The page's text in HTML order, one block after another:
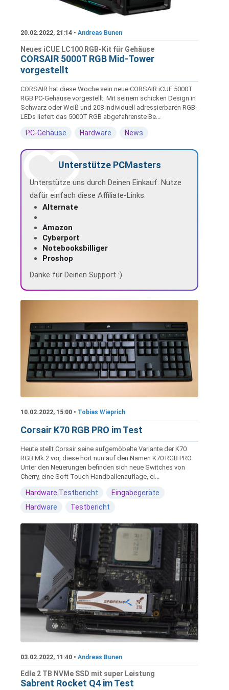
20.02.2022, 21:14 • Andreas Bunen
Neues iCUE LC100 RGB-Kit für Gehäuse
CORSAIR 5000T RGB Mid-Tower
vorgestellt
CORSAIR hat diese Woche sein neue CORSAIR iCUE 5000T
RGB PC-Gehäuse vorgestellt. Mit seinem schicken Design in
Schwarz oder Weiß und 208 individuell adressierbaren RGB-
LEDs liefert das 5000T RGB abgefahrenste Be...
PC-Gehäuse Hardware News
Unterstütze PCMasters
Unterstütze uns durch Deinen Einkauf. Nutze
dafür einfach diese Affiliate-Links:
Alternate
Amazon
Cyberport
Notebooksbilliger
Proshop
Danke für Deinen Support :)
10.02.2022, 15:00 • Tobias Wieprich
Corsair K70 RGB PRO im Test
Heute stellt Corsair seine aufgemöbelte Variante der K70
RGB Mk.2 vor, diese hört nun auf den Namen K70 RGB PRO.
Unter den Neuerungen befinden sich neue Switches von
Cherry, eine Soft Touch Handballenauflage, ei...
Hardware Testbericht
Eingabegeräte
Hardware
Testbericht
03.02.2022, 11:40 • Andreas Bunen
Edle 2 TB NVMe SSD mit super Leistung
Sabrent Rocket Q4 im Test